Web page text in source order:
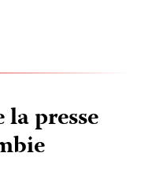
presse